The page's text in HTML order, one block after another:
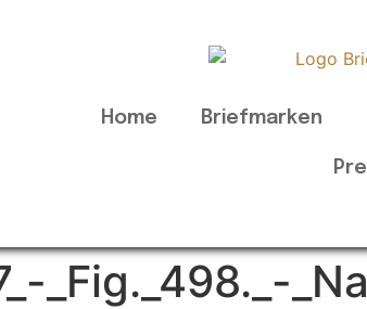
Home Briefmarken
_Fig._498._-